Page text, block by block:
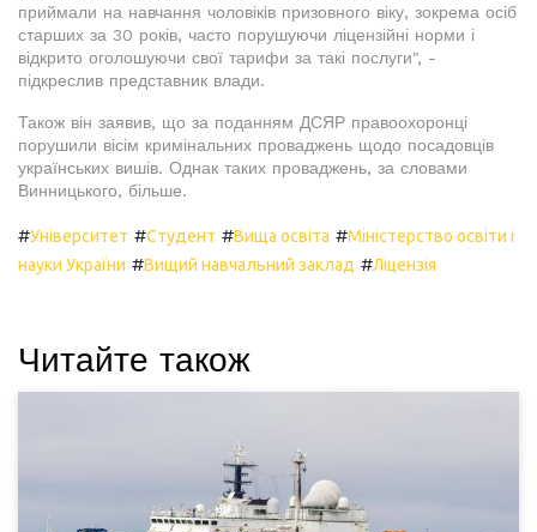
приймали на навчання чоловіків призовного віку, зокрема осіб
старших за 30 років, часто порушуючи ліцензійні норми і
відкрито оголошуючи свої тарифи за такі послуги", -
підкреслив представник влади.
Також він заявив, що за поданням ДСЯР правоохоронці
порушили вісім кримінальних проваджень щодо посадовців
українських вишів. Однак таких проваджень, за словами
Винницького, більше.
#Університет #Студент #Вища освіта #Міністерство освіти і
науки України #Вищий навчальний заклад #Ліцензія
Читайте також